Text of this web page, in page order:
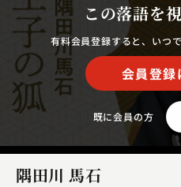
この落語を
有料会員登録すると、いつ
会員登録
既に会員の方
隅田川 馬石